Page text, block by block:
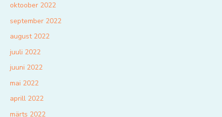
oktoober 2022
september 2022
august 2022
juuli 2022
juuni 2022
mai 2022
aprill 2022
märts 2022